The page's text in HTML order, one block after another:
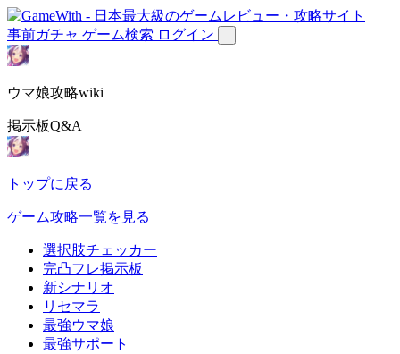
事前ガチャ ゲーム検索 ログイン
ウマ娘攻略wiki
掲示板Q&A
トップに戻る
ゲーム攻略一覧を見る
選択肢チェッカー
完凸フレ掲示板
新シナリオ
リセマラ
最強ウマ娘
最強サポート